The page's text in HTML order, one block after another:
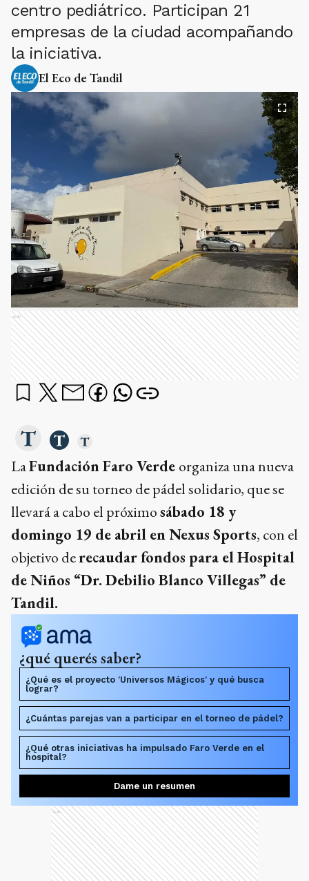
centro pediátrico. Participan 21
empresas de la ciudad acompañando
la iniciativa.
El Eco de Tandil
Ads
LaFundación Faro Verde organiza una nueva
edición de su torneo de pádel solidario, que se
llevará a cabo el próximosábado 18 y
domingo 19 de abril en Nexus Sports, con el
objetivo derecaudar fondos para el Hospital
de Niños “Dr. Debilio Blanco Villegas” de
Tandil.
¿qué querés saber?
¿Qué es el proyecto 'Universos Mágicos' y qué busca
lograr?
¿Cuántas parejas van a participar en el torneo de pádel?
¿Qué otras iniciativas ha impulsado Faro Verde en el
hospital?
Dame un resumen
Ads